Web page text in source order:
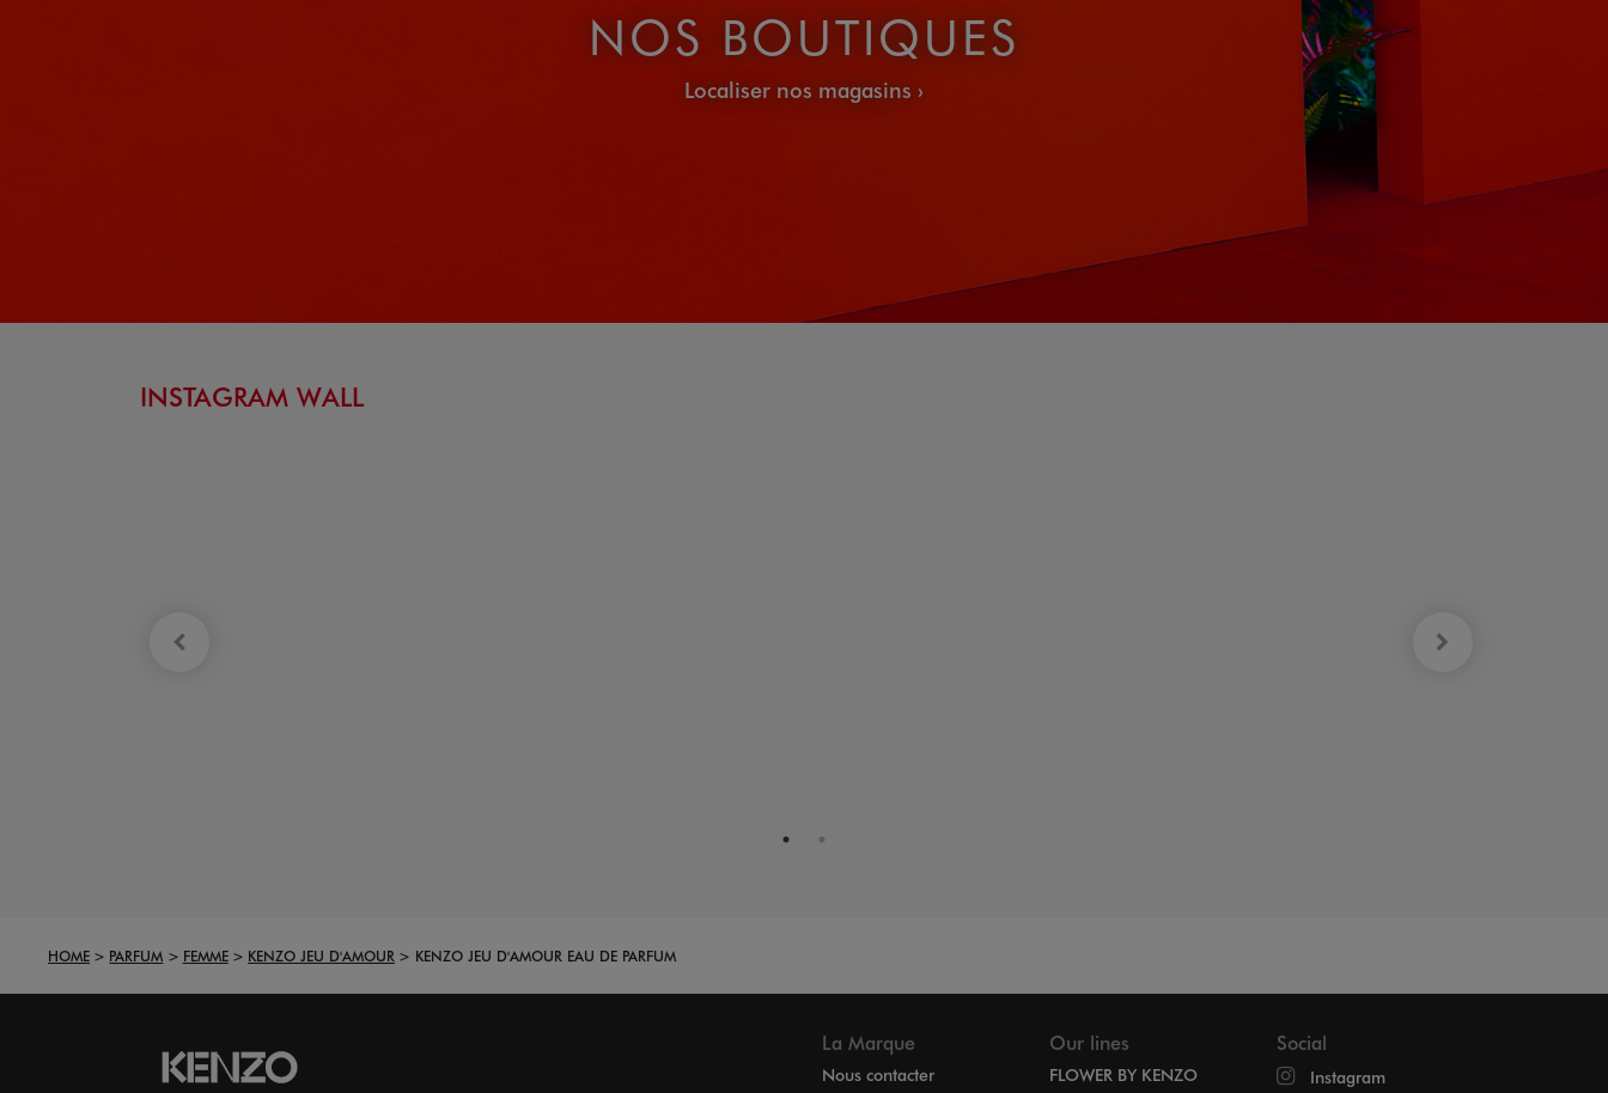
NOS BOUTIQUES
Localiser nos magasins
INSTAGRAM WALL
HOME PARFUM FEMME KENZO JEU D'AMOUR KENZO JEU D'AMOUR EAU DE PARFUM
La Marque
Nous contacter
Our lines
FLOWER BY KENZO
Social
Instagram